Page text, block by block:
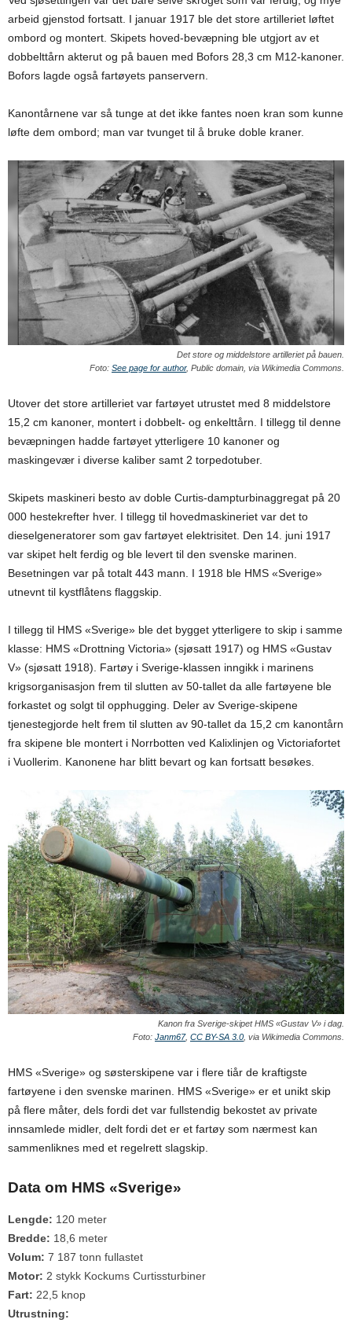
arbeid gjenstod fortsatt. I januar 1917 ble det store artilleriet løftet
ombord og montert. Skipets hoved-bevæpning ble utgjort av et
dobbelttårn akterut og på bauen med Bofors 28,3 cm M12-kanoner.
Bofors lagde også fartøyets panservern.
Kanontårnene var så tunge at det ikke fantes noen kran som kunne
løfte dem ombord; man var tvunget til å bruke doble kraner.
Det store og middelstore artilleriet på bauen.
Foto: See page for author, Public domain, via Wikimedia Commons.
Utover det store artilleriet var fartøyet utrustet med 8 middelstore
15,2 cm kanoner, montert i dobbelt- og enkelttårn. I tillegg til denne
bevæpningen hadde fartøyet ytterligere 10 kanoner og
maskingevær i diverse kaliber samt 2 torpedotuber.
Skipets maskineri besto av doble Curtis-dampturbinaggregat på 20
000 hestekrefter hver. I tillegg til hovedmaskineriet var det to
dieselgeneratorer som gav fartøyet elektrisitet. Den 14. juni 1917
var skipet helt ferdig og ble levert til den svenske marinen.
Besetningen var på totalt 443 mann. I 1918 ble HMS «Sverige»
utnevnt til kystflåtens flaggskip.
I tillegg til HMS «Sverige» ble det bygget ytterligere to skip i samme
klasse: HMS «Drottning Victoria» (sjøsatt 1917) og HMS «Gustav
V» (sjøsatt 1918). Fartøy i Sverige-klassen inngikk i marinens
krigsorganisasjon frem til slutten av 50-tallet da alle fartøyene ble
forkastet og solgt til opphugging. Deler av Sverige-skipene
tjenestegjorde helt frem til slutten av 90-tallet da 15,2 cm kanontårn
fra skipene ble montert i Norrbotten ved Kalixlinjen og Victoriafortet
i Vuollerim. Kanonene har blitt bevart og kan fortsatt besøkes.
Kanon fra Sverige-skipet HMS «Gustav V» i dag.
Foto: Janm67, CC BY-SA 3.0, via Wikimedia Commons.
HMS «Sverige» og søsterskipene var i flere tiår de kraftigste
fartøyene i den svenske marinen. HMS «Sverige» er et unikt skip
på flere måter, dels fordi det var fullstendig bekostet av private
innsamlede midler, delt fordi det er et fartøy som nærmest kan
sammenliknes med et regelrett slagskip.
Data om HMS «Sverige»
Lengde: 120 meter
Bredde: 18,6 meter
Volum: 7 187 tonn fullastet
Motor: 2 stykk Kockums Curtissturbiner
Fart: 22,5 knop
Utrustning: